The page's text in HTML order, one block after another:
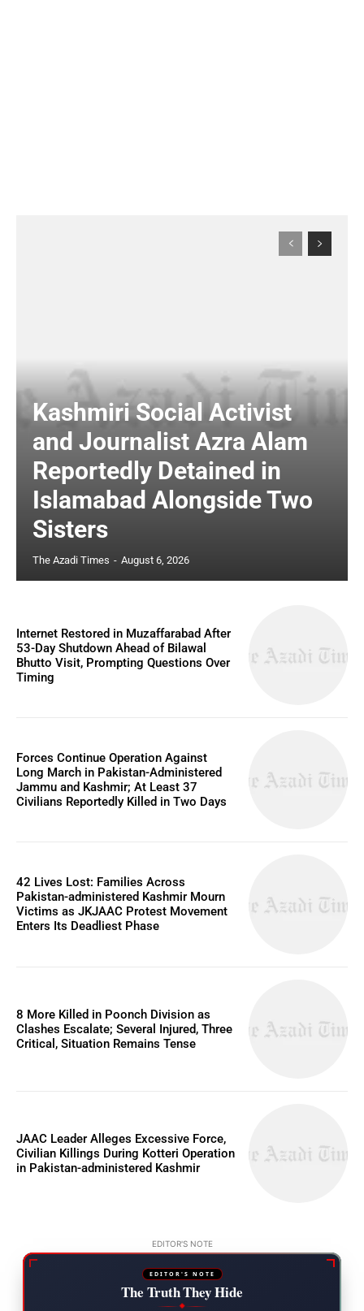
Kashmiri Social Activist
and Journalist Azra Alam
Reportedly Detained in
Islamabad Alongside Two
Sisters
The Azadi Times - August 6, 2026
Internet Restored in Muzaffarabad After
53-Day Shutdown Ahead of Bilawal
Bhutto Visit, Prompting Questions Over
Timing
Forces Continue Operation Against
Long March in Pakistan-Administered
Jammu and Kashmir; At Least 37
Civilians Reportedly Killed in Two Days
42 Lives Lost: Families Across
Pakistan-administered Kashmir Mourn
Victims as JKJAAC Protest Movement
Enters Its Deadliest Phase
8 More Killed in Poonch Division as
Clashes Escalate; Several Injured, Three
Critical, Situation Remains Tense
JAAC Leader Alleges Excessive Force,
Civilian Killings During Kotteri Operation
in Pakistan-administered Kashmir
EDITOR'S NOTE
EDITOR'S NOTE
The Truth They Hide
◆